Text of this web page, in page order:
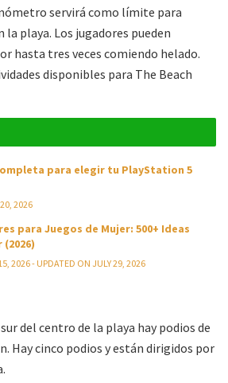
servirá como límite para
la playa. Los jugadores pueden
hasta tres veces comiendo helado.
disponibles para The Beach
para elegir tu PlayStation 5
2026
para Juegos de Mujer: 500+ Ideas
(2026)
2026 - UPDATED ON JULY 29, 2026
del centro de la playa hay podios de
Hay cinco podios y están dirigidos por